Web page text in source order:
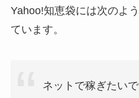
Yahoo!知恵袋には次のよ
ています。
ネットで稼ぎたい